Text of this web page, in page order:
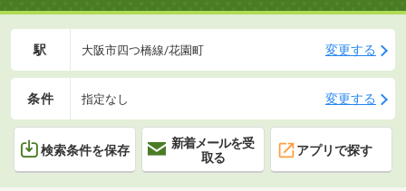
駅 大阪市四つ橋線/花園町 変更する
条件 指定なし 変更する
検索条件を保存
新着メールを受
取る
アプリで探す